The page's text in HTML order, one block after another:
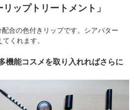
ップトリートメント」
合の色付きリップです。シアバター
くれます。
機能コスメを取り入れればさらに